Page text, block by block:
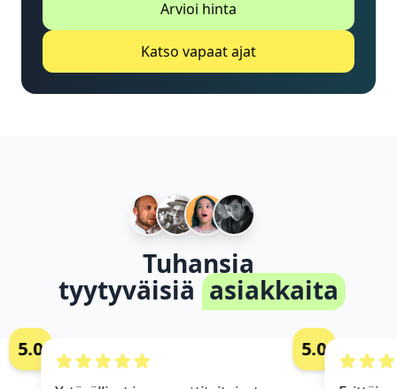
Arvioi hinta
Katso vapaat ajat
Tuhansia
tyytyväisiä asiakkaita
5.0 5.0